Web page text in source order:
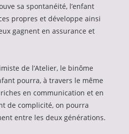
sa spontanéité, l’enfant
propres et développe ainsi
gagnent en assurance et
de l’Atelier, le binôme
pourra, à travers le même
en communication et en
de complicité, on pourra
entre les deux générations.